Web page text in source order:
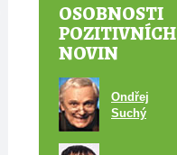
OSOBNOSTI
POZITIVNÍCH
NOVIN
Ondřej
Suchý